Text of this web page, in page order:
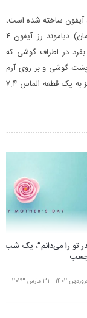
آیفون ساخته شده است،
قیمت بسیار بالای ۸ میلیون دلار (تقریبا ۲۴ میلیارد تومان) دیاموند رز آیفون ۴
منحصر بفرد در اطراف گوشی که
الماس نیز در پشت گوشی و بر روی آرم
اپل سوار شده ، می باشد. دکمه ی ناوبری این گوشی نیز به یک قطعه الماس ۷.۴
تو را می‌دانم”، یک شب